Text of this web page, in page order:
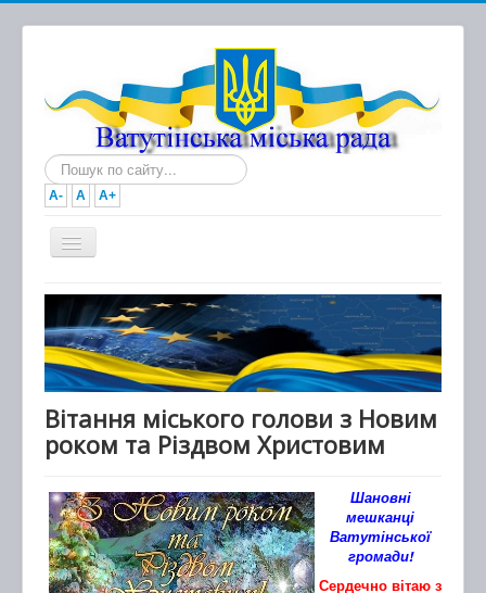
Пошук...
A- A A+
Головна
Новини
Документи
Міська рада
Виконавчий комітет
Вітання міського голови з Новим
роком та Різдвом Христовим
Шановні
мешканці
Ватутінської
громади!
Сердечно вітаю з